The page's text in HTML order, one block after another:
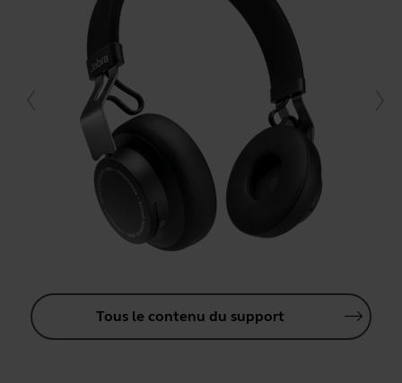
Tous le contenu du support